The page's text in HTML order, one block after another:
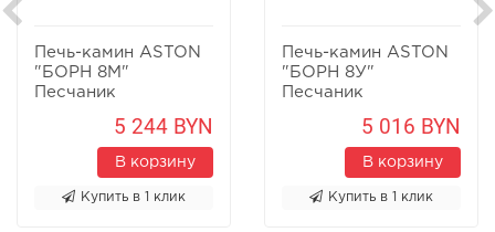
Печь-камин ASTON
"БОРН 8М"
Песчаник
5 244 BYN
В корзину
Купить в 1 клик
Печь-камин ASTON
"БОРН 8У"
Песчаник
5 016 BYN
В корзину
Купить в 1 клик